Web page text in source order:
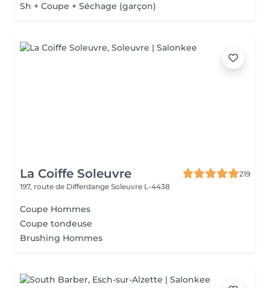
Sh + Coupe + Séchage (garçon)
La Coiffe Soleuvre
219
197, route de Differdange Soleuvre L-4438
Coupe Hommes
Coupe tondeuse
Brushing Hommes